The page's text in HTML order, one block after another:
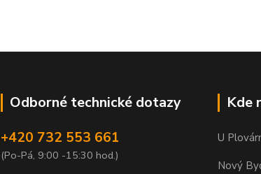
Odborné technické dotazy
+420 732 553 661
(Po-Pá, 9:00 -15:30 hod.)
Kde
U
Nový